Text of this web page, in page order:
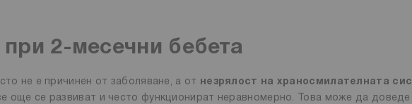
2-месечни бебета
не е причинен от заболяване, а от незрялост на храносмилателната
още се развиват и често функционират неравномерно. Това може да